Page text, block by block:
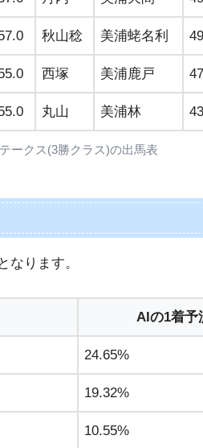
秋山稔 美浦蛯名利
西塚 美浦鹿戸
丸山 美浦林
ークス(3勝クラス)の出馬表
ります。
AIの1着予
24.65%
19.32%
10.55%